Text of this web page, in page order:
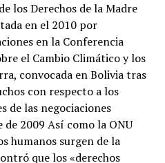
los Derechos de la Madre
en el 2010 por
en la Conferencia
el Cambio Climático y los
convocada en Bolivia tras
con respecto a los
de las negociaciones
de 2009​ Así como la ONU
humanos surgen de la
que los «derechos